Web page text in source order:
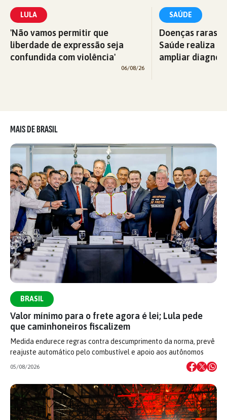
LULA
'Não vamos permitir que
liberdade de expressão seja
confundida com violência'
06/08/26
SAÚDE
Doenças raras:
Saúde realiza
ampliar
MAIS DE BRASIL
BRASIL
Valor mínimo para o frete agora é lei; Lula pede
que caminhoneiros fiscalizem
Medida endurece regras contra descumprimento da norma, prevê
reajuste automático pelo combustível e apoio aos autônomos
05/08/2026